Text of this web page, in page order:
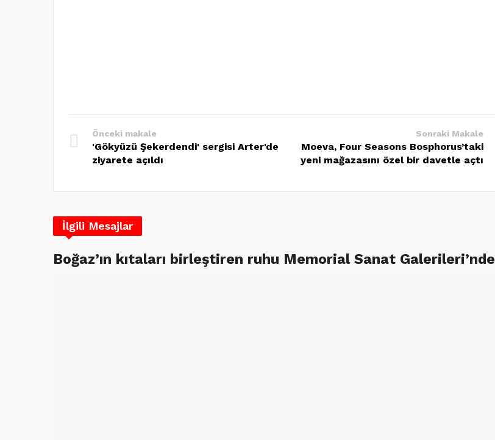
Önceki makale
'Gökyüzü Şekerdendi' sergisi Arter'de
ziyarete açıldı
Sonraki Makale
Moeva, Four Seasons Bosphorus’taki
yeni mağazasını özel bir davetle açtı
İlgili Mesajlar
Boğaz’ın kıtaları birleştiren ruhu Memorial Sanat Galerileri’nde